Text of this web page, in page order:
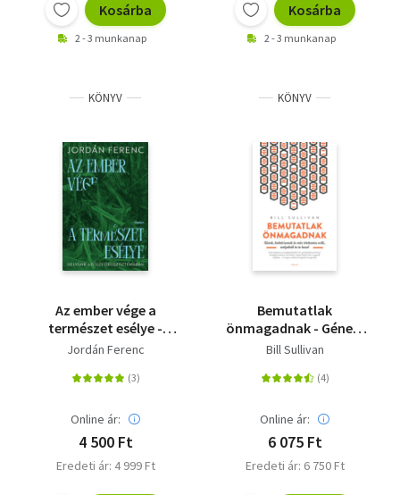
Kosárba
2 - 3 munkanap
Kosárba
2 - 3 munkanap
KÖNYV
Az ember vége a
természet esélye -
Helyünk a földi
Jordán Ferenc
Online ár:
4 500 Ft
Eredeti ár: 4 999 Ft
KÖNYV
Bemutatlak
önmagadnak - Gének,
baktériumok és más
melyektől te te leszel
Bill Sullivan
Online ár:
6 075 Ft
Eredeti ár: 6 750 Ft